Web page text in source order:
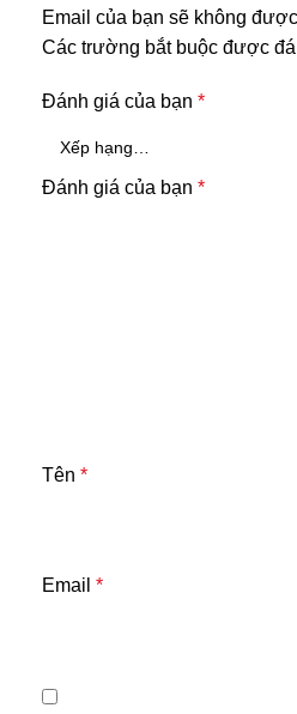
Email của bạn sẽ không
Các trường bắt buộc được
Đánh giá của bạn *
Đánh giá của bạn *
Tên *
Email *